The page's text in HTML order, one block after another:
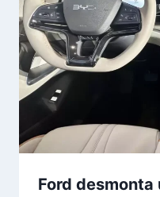
Ford desmonta